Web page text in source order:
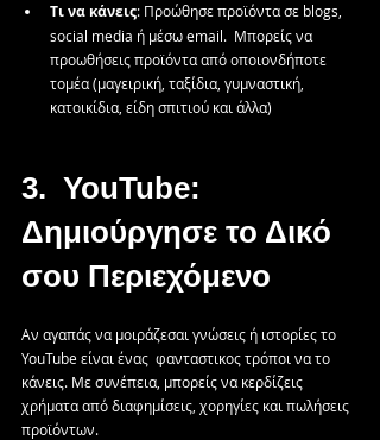
Τινα κάνεις: Προώθησε προϊόντα σε blogs,
social media ή μέσω email.  Μπορείς να
προωθήσεις προϊόντα από οποιονδήποτε
τομέα (μαγειρική, ταξίδια, γυμναστική,
κατοικίδια, είδη σπιτιού και άλλα)
3.  YouTube:
Δημιούργησε το Δικό
σου Περιεχόμενο
Αν αγαπάς να μοιράζεσαι γνώσεις ή ιστορίες το
YouTube είναι ένας  φανταστικος τρόποι να το
κάνεις. Με συνέπεια, μπορείς να κερδίζεις
χρήματα από διαφημίσεις, χορηγίες και πωλήσεις
προϊόντων.